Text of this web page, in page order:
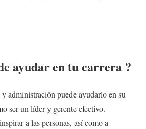
ayudar en tu carrera ?
administración puede ayudarlo en su
ser un líder y gerente efectivo.
a las personas, así como a